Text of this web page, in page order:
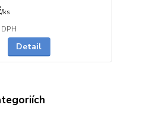
/ks
Detail